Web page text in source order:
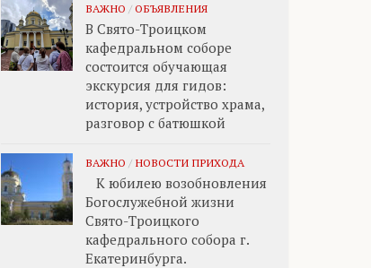
ВАЖНО / ОБЪЯВЛЕНИЯ
В Свято-Троицком
кафедральном соборе
состоится обучающая
экскурсия для гидов:
история, устройство храма,
разговор с батюшкой
ВАЖНО / НОВОСТИ ПРИХОДА
К юбилею возобновления
Богослужебной жизни
Свято-Троицкого
кафедрального собора г.
Екатеринбурга.